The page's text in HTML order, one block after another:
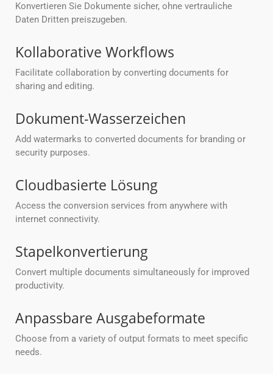
Konvertieren Sie Dokumente sicher, ohne vertrauliche
Daten Dritten preiszugeben.
Kollaborative Workflows
Facilitate collaboration by converting documents for
sharing and editing.
Dokument-Wasserzeichen
Add watermarks to converted documents for branding or
security purposes.
Cloudbasierte Lösung
Access the conversion services from anywhere with
internet connectivity.
Stapelkonvertierung
Convert multiple documents simultaneously for improved
productivity.
Anpassbare Ausgabeformate
Choose from a variety of output formats to meet specific
needs.